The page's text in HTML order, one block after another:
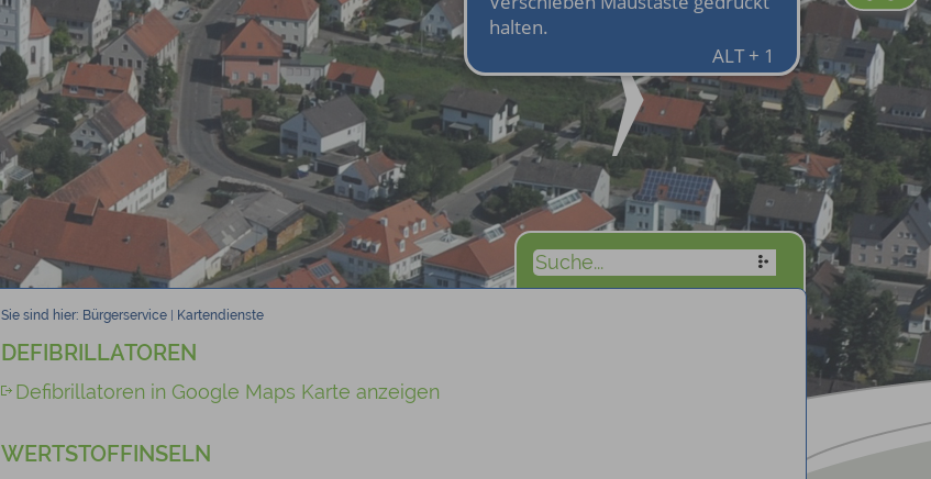
Sie sind hier: Bürgerservice Kartendienste
DEFIBRILLATOREN
Defibrillatoren in Google Maps Karte anzeigen
WERTSTOFFINSELN